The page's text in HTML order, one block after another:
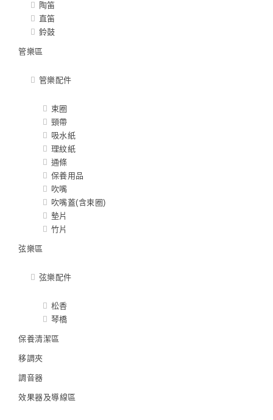
陶笛
直笛
鈴鼓
管樂區
管樂配件
束圈
頸帶
吸水紙
理紋紙
通條
保養用品
吹嘴
吹嘴蓋(含束圈)
墊片
竹片
弦樂區
弦樂配件
松香
琴橋
保養清潔區
移調夾
調音器
效果器及導線區